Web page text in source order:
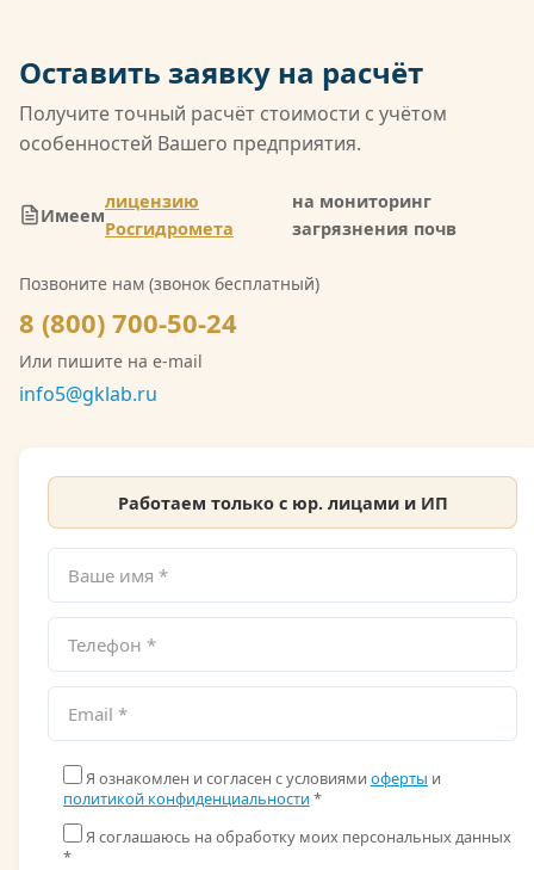
того, компания имеет лицензию Росгидромета
(Л039-00117-77/02547257) на деятельность в
области гидрометеорологии, включающую
водных объектов и почв. Также имеется допуск
СРО на выполнение инженерно-экологических
Росгидромета можно ознакомиться на сайте.
Оставить заявку на расчёт
Получите точный расчёт стоимости с учётом
особенностей Вашего предприятия.
Имеем
лицензию
Росгидромета
на мониторинг
загрязнения почв
Позвоните нам (звонок бесплатный)
8 (800) 700-50-24
Или пишите на e-mail
info5@gklab.ru
Работаем только с юр. лицами и ИП
Я ознакомлен и согласен с условиями оферты и
политикой конфиденциальности*
Я соглашаюсь на обработку моих персональных данных
*